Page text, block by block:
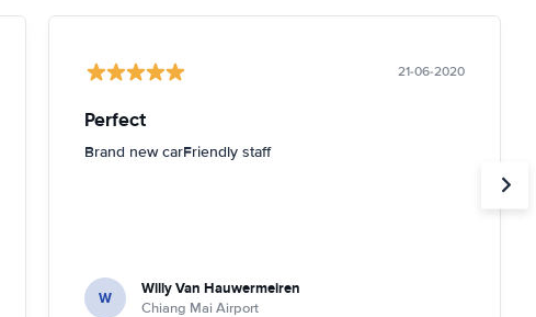
21-06-2020
Perfect
Brand new carFriendly staff
W Willy Van Hauwermeiren
Chiang Mai Airport